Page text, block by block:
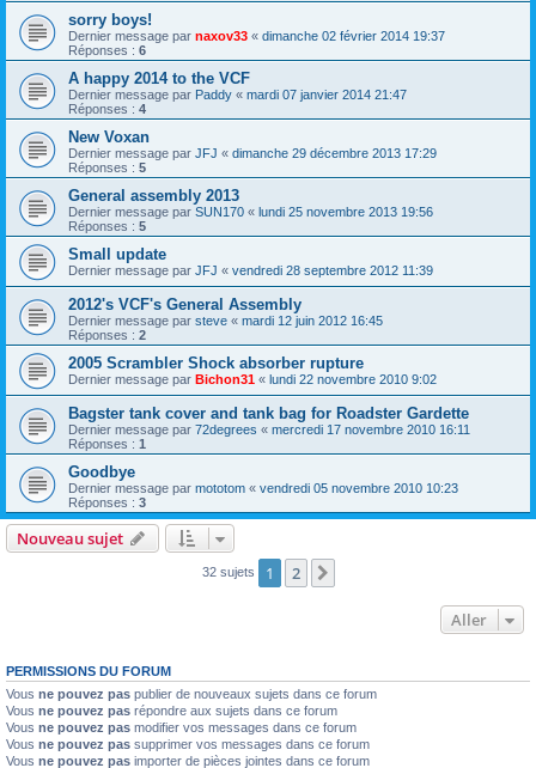
sorry boys!
Dernier message par naxov33 « dimanche 02 février 2014 19:37
Réponses : 6
A happy 2014 to the VCF
Dernier message par Paddy « mardi 07 janvier 2014 21:47
Réponses : 4
New Voxan
Dernier message par JFJ « dimanche 29 décembre 2013 17:29
Réponses : 5
General assembly 2013
Dernier message par SUN170 « lundi 25 novembre 2013 19:56
Réponses : 5
Small update
Dernier message par JFJ « vendredi 28 septembre 2012 11:39
2012's VCF's General Assembly
Dernier message par steve « mardi 12 juin 2012 16:45
Réponses : 2
2005 Scrambler Shock absorber rupture
Dernier message par Bichon31 « lundi 22 novembre 2010 9:02
Bagster tank cover and tank bag for Roadster Gardette
Dernier message par 72degrees « mercredi 17 novembre 2010 16:11
Réponses : 1
Goodbye
Dernier message par mototom « vendredi 05 novembre 2010 10:23
Réponses : 3
Nouveau sujet
32 sujets 1 2
Aller
PERMISSIONS DU FORUM
Vous ne pouvez pas publier de nouveaux sujets dans ce forum
Vous ne pouvez pas répondre aux sujets dans ce forum
Vous ne pouvez pas modifier vos messages dans ce forum
Vous ne pouvez pas supprimer vos messages dans ce forum
Vous ne pouvez pas importer de pièces jointes dans ce forum